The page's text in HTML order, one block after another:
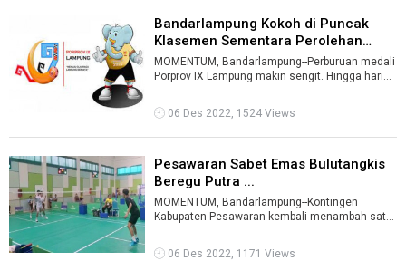
Bandarlampung Kokoh di Puncak
Klasemen Sementara Perolehan
Medali ...
MOMENTUM, Bandarlampung--Perburuan medali
Porprov IX Lampung makin sengit. Hingga hari
06 Des 2022, 1524 Views
Pesawaran Sabet Emas Bulutangkis
Beregu Putra ...
MOMENTUM, Bandarlampung--Kontingen
Kabupaten Pesawaran kembali menambah satu
2022) p ...
06 Des 2022, 1171 Views